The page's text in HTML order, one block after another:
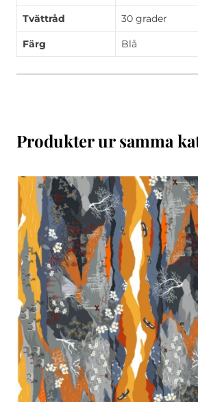
Tvättråd 30 grader
Färg Blå
Produkter ur samma